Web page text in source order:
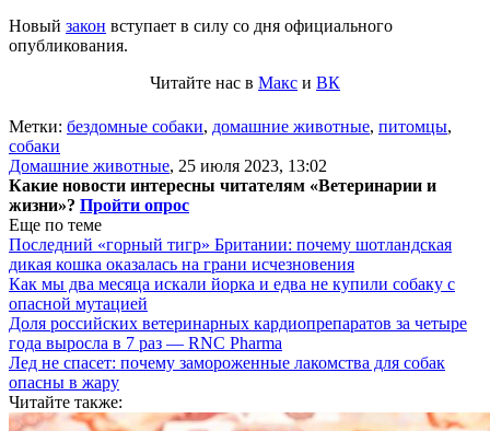
Новый закон вступает в силу со дня официального
опубликования.
Читайте нас в Макс и ВК
Метки: бездомные собаки, домашние животные, питомцы,
собаки
Домашние животные, 25 июля 2023, 13:02
Какие новости интересны читателям «Ветеринарии и
жизни»? Пройти опрос
Еще по теме
Последний «горный тигр» Британии: почему шотландская
дикая кошка оказалась на грани исчезновения
Как мы два месяца искали йорка и едва не купили собаку с
опасной мутацией
Доля российских ветеринарных кардиопрепаратов за четыре
года выросла в 7 раз — RNC Pharma
Лед не спасет: почему замороженные лакомства для собак
опасны в жару
Читайте также: